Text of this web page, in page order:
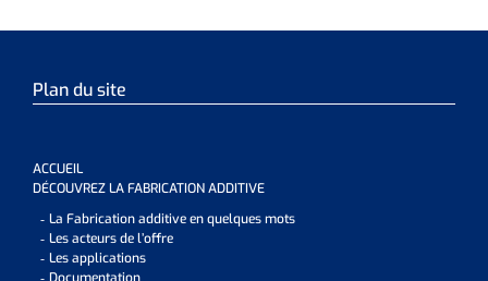
Plan du site
ACCUEIL
DÉCOUVREZ LA FABRICATION ADDITIVE
La Fabrication additive en quelques mots
Les acteurs de l’offre
Les applications
Documentation